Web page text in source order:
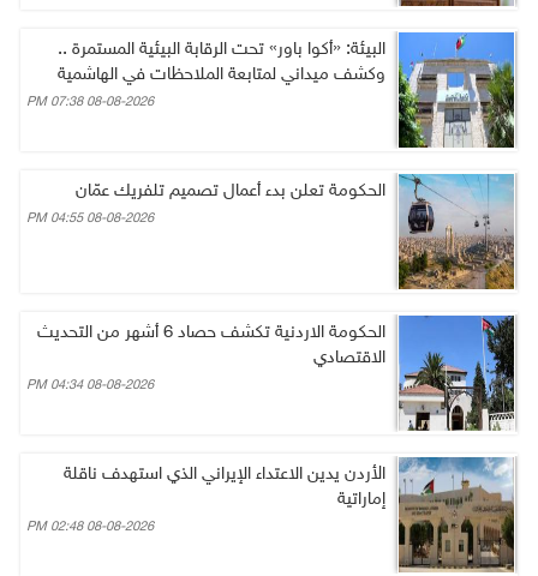
البيئة: «أكوا باور» تحت الرقابة البيئية المستمرة ..
وكشف ميداني لمتابعة الملاحظات في الهاشمية
08-08-2026 07:38 PM
الحكومة تعلن بدء أعمال تصميم تلفريك عمّان
08-08-2026 04:55 PM
الحكومة الاردنية تكشف حصاد 6 أشهر من التحديث
الاقتصادي
08-08-2026 04:34 PM
الأردن يدين الاعتداء الإيراني الذي استهدف ناقلة
إماراتية
08-08-2026 02:48 PM